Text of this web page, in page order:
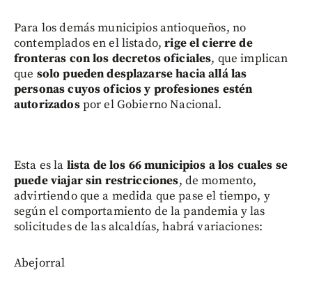
Para los demás municipios antioqueños, no
contemplados en el listado,rige el cierre de
fronteras con los decretos oficiales, que implican
que solo pueden desplazarse hacia allá las
personas cuyos oficios y profesiones estén
autorizadospor el Gobierno Nacional.
Esta es la lista de los 66 municipios a los cuales se
puede viajar sin restricciones, de momento,
advirtiendo que a medida que pase el tiempo, y
según el comportamiento de la pandemia y las
solicitudes de las alcaldías, habrá variaciones:
Abejorral